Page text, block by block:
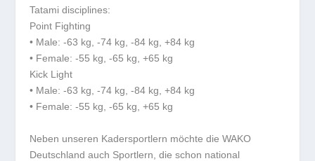
Tatami disciplines:
Point Fighting
• Male: -63 kg, -74 kg, -84 kg, +84 kg
• Female: -55 kg, -65 kg, +65 kg
Kick Light
• Male: -63 kg, -74 kg, -84 kg, +84 kg
• Female: -55 kg, -65 kg, +65 kg
Neben unseren Kadersportlern möchte die WAKO
Deutschland auch Sportlern, die schon national